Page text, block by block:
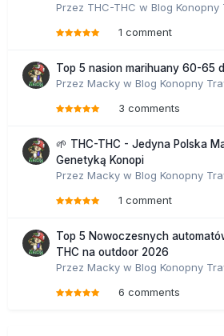
Przez THC-THC w Blog Konopny
1 comment
Top 5 nasion marihuany 60-65
Przez Macky w Blog Konopny
3 comments
🌱 THC-THC - Jedyna Polska
Genetyką Konopi
Przez Macky w Blog Konopny
1 comment
Top 5 Nowoczesnych
THC na outdoor 2026
Przez Macky w Blog Konopny
6 comments